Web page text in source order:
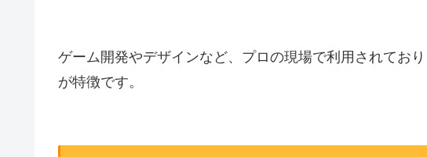
ゲーム開発やデザインなど、プロの現場で利用されてお
が特徴です。